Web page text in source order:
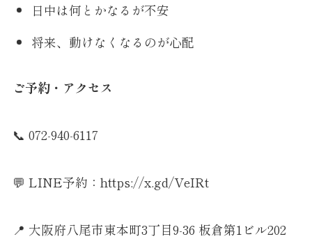
日中は何とかなるが不安
将来、動けなくなるのが心配
ご予約・アクセス
📞 072-940-6117
💬 LINE予約：https://x.gd/VeIRt
📍 大阪府八尾市東本町3丁目9-36 板倉第1ビル202